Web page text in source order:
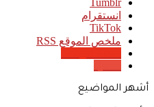
انستقرام
‫TikTok
ملخص الموقع RSS
أشهر المواضيع